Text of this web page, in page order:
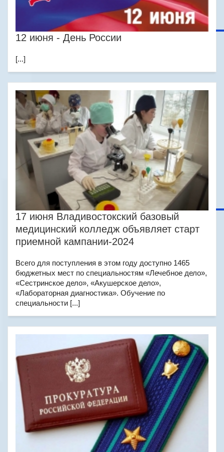
12 июня - День России
[...]
17 июня Владивостокский базовый
медицинский колледж объявляет старт
приемной кампании-2024
Всего для поступления в этом году доступно 1465
бюджетных мест по специальностям «Лечебное дело»,
«Сестринское дело», «Акушерское дело»,
«Лабораторная диагностика». Обучение по
специальности [...]